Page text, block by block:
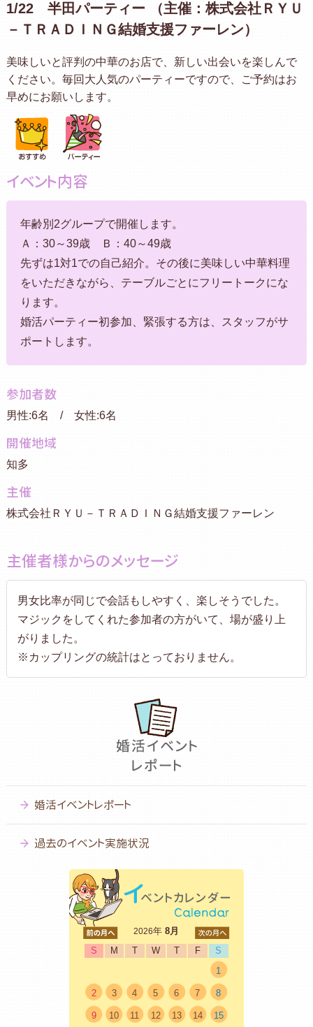
1/22 半田パーティー （主催：株式会社ＲＹＵ
－ＴＲＡＤＩＮＧ結婚支援ファーレン）
美味しいと評判の中華のお店で、新しい出会いを楽しんで
ください。毎回大人気のパーティーですので、ご予約はお
早めにお願いします。
イベント内容
年齢別2グループで開催します。
Ａ：30～39歳 Ｂ：40～49歳
先ずは1対1での自己紹介。その後に美味しい中華料理
をいただきながら、テーブルごとにフリートークにな
ります。
婚活パーティー初参加、緊張する方は、スタッフがサ
ポートします。
参加者数
男性:6名 / 女性:6名
開催地域
知多
主催
株式会社ＲＹＵ－ＴＲＡＤＩＮＧ結婚支援ファーレン
主催者様からのメッセージ
男女比率が同じで会話もしやすく、楽しそうでした。
マジックをしてくれた参加者の方がいて、場が盛り上
がりました。
※カップリングの統計はとっておりません。
婚活イベントレポート
過去のイベント実施状況
2026年8月
S
M T W T F
S
1
2 3 4 5 6 7 8
9 10 11 12 13 14 15